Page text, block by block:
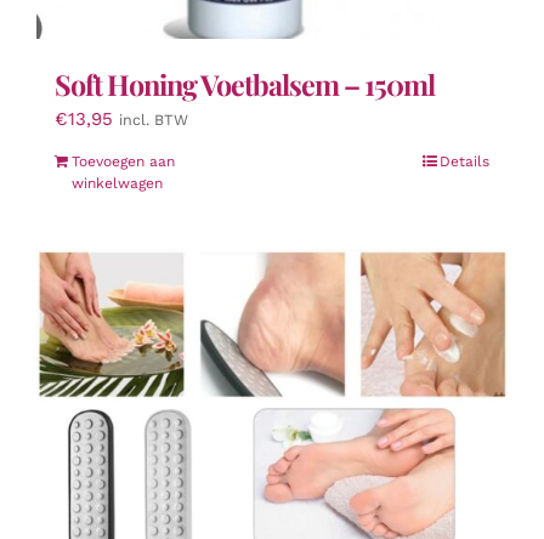
Soft Honing Voetbalsem – 150ml
€13,95 incl. BTW
Toevoegen aan
winkelwagen
Details